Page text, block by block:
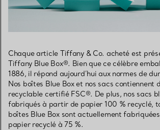
Chaque article Tiffany & Co. acheté est
Tiffany Blue Box®. Bien que ce célèbre
1886, il répond aujourd’hui aux normes de
Nos boîtes Blue Box et nos sacs contiennent
recyclable certifié FSC®. De plus, nos sacs
fabriqués à partir de papier 100 % recyclé,
boîtes Blue Box sont actuellement
papier recyclé à 75 %.